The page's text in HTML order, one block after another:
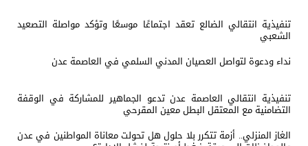
تنفيذية انتقالي الضالع تعقد اجتماعًا موسعًا وتؤكد مواصلة التصعيد
الشعبي
نداء ودعوة لتواصل العصيان المدني السلمي في العاصمة عدن
تنفيذية انتقالي العاصمة عدن تدعو الجماهير للمشاركة في الوقفة
التضامنية مع المعتقل البطل معين المقرحي
الغاز المنزلي.. أزمة تتكرر بلا حلول هل تحولت معاناة المواطنين في عدن